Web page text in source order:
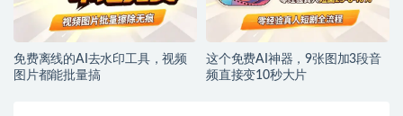
免费离线的AI去水印工具，视频
图片都能批量搞
这个免费AI神器，9张图加3段音
频直接变10秒大片